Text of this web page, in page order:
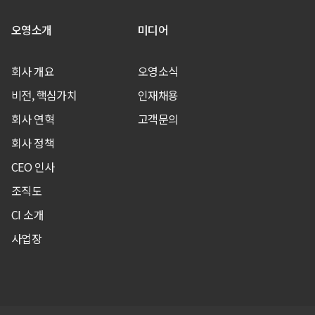
오영소개
회사 개요
비전, 핵심가치
회사 연혁
회사 정책
CEO 인사
조직도
CI 소개
사업장
미디어
오영소식
인재채용
고객문의